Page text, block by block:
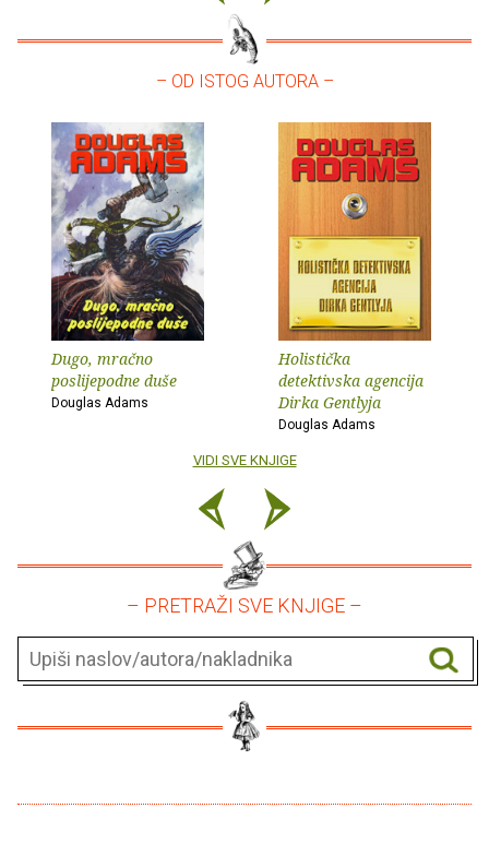
– OD ISTOG AUTORA –
Dugo, mračno
poslijepodne duše
Douglas Adams
Holistička
detektivska agencija
Dirka Gentlyja
Douglas Adams
VIDI SVE KNJIGE
– PRETRAŽI SVE KNJIGE –